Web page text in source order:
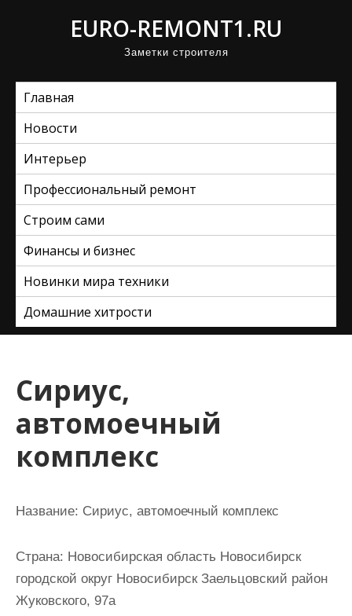
EURO-REMONT1.RU
Заметки строителя
Главная
Новости
Интерьер
Профессиональный ремонт
Строим сами
Финансы и бизнес
Новинки мира техники
Домашние хитрости
Сириус,
автомоечный
комплекс
Название: Сириус, автомоечный комплекс
Страна: Новосибирская область Новосибирск
городской округ Новосибирск Заельцовский район
Жуковского, 97а